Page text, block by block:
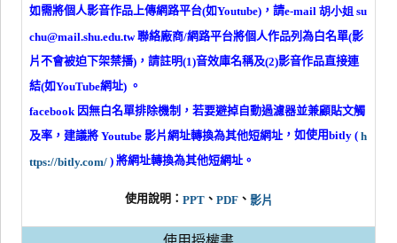
如需將個人影音作品上傳網路平台(如Youtube)，請e-mail 胡小姐 su
chu@mail.shu.edu.tw 聯絡廠商/網路平台將個人作品列為白名單(影
片不會被迫下架禁播)，請註明(1)音效庫名稱及(2)影音作品直接連
結(如YouTube網址) 。
facebook 因無白名單排除機制，若要避掉自動過濾器並兼顧貼文觸
及率， 建議將Youtube 影片網址轉換為其他短網址，如使用bitly ( h
ttps://bitly.com/) 將網址轉換為其他短網址。
使用說明： PPT、 PDF、 影片